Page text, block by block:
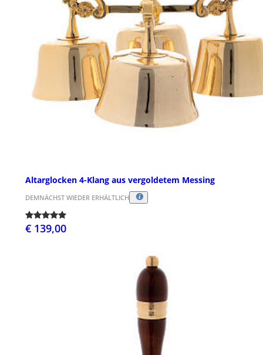
Altarglocken 4-Klang aus vergoldetem Messing
DEMNÄCHST WIEDER ERHÄLTLICH
€ 139,00